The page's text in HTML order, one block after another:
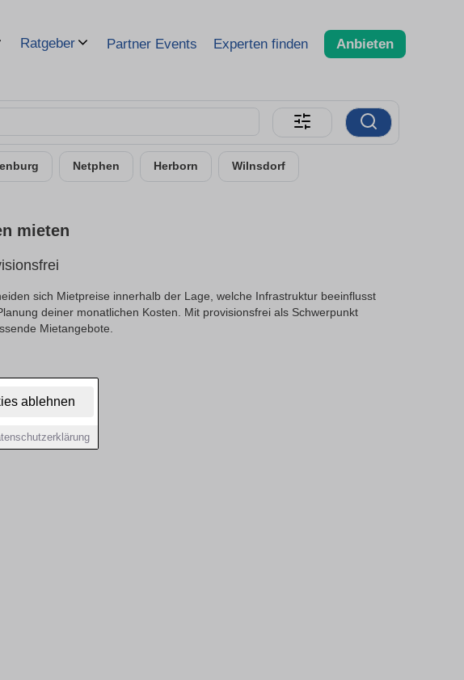
ablehnen
Ratgeber Partner Events Experten finden Anbieten
Netphen Herborn Wilnsdorf
mieten
sich Mietpreise innerhalb der Lage, welche Infrastruktur beeinflusst
deiner monatlichen Kosten. Mit provisionsfrei als Schwerpunkt
Mietangebote.